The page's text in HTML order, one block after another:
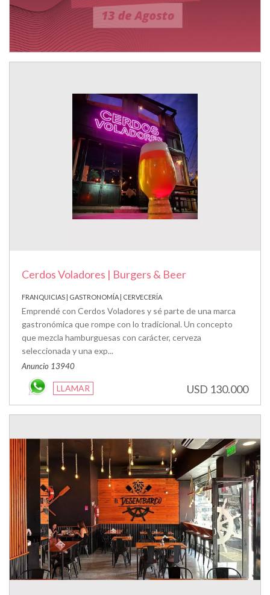
Cerdos Voladores | Burgers & Beer
FRANQUICIAS | GASTRONOMÍA | CERVECERÍA
Emprendé con Cerdos Voladores y sé parte de una marca
gastronómica que rompe con lo tradicional. Un concepto
que mezcla hamburguesas con carácter, cerveza
seleccionada y una exp...
Anuncio 13940
LLAMAR USD 130.000